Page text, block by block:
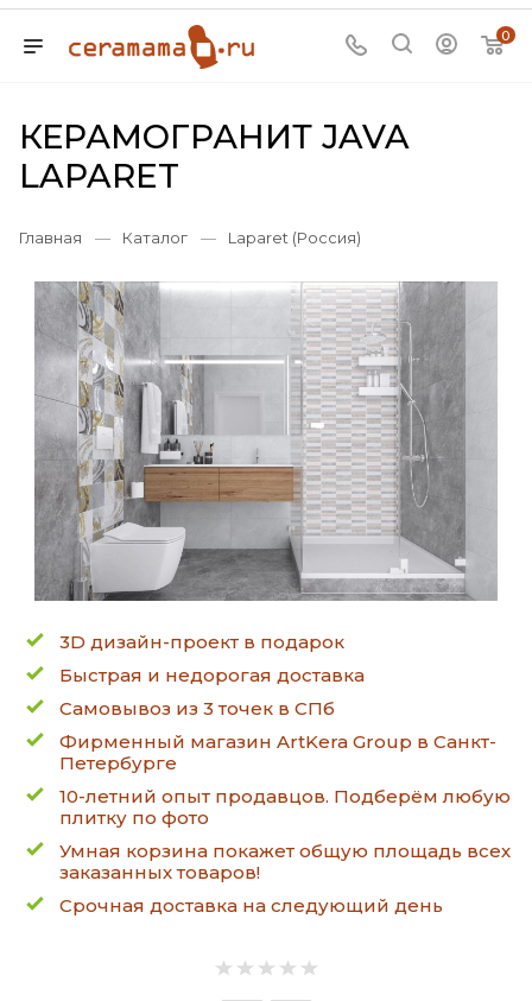
0
КЕРАМОГРАНИТ JAVA
LAPARET
Главная — Каталог — Laparet (Россия)
3D дизайн-проект в подарок
Быстрая и недорогая доставка
Самовывоз из 3 точек в СПб
Фирменный магазин ArtKera Group в Санкт-
Петербурге
10-летний опыт продавцов. Подберём любую
плитку по фото
Умная корзина покажет общую площадь всех
заказанных товаров!
Срочная доставка на следующий день